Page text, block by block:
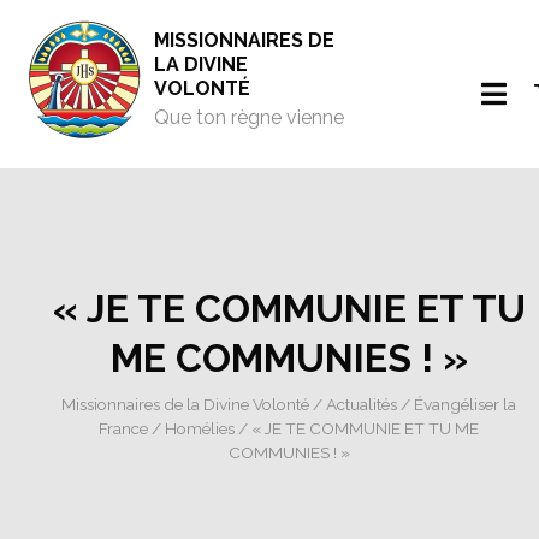
MISSIONNAIRES DE
LA DIVINE
VOLONTÉ
Que ton règne vienne
« JE TE COMMUNIE ET TU
ME COMMUNIES ! »
Missionnaires de la Divine Volonté / Actualités / Évangéliser la
France / Homélies / « JE TE COMMUNIE ET TU ME
COMMUNIES ! »